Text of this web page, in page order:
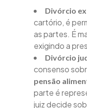
Divórcio
cartório, é
as partes. É
exigindo a
Divórcio
consenso
pensão
parte é
juiz decide